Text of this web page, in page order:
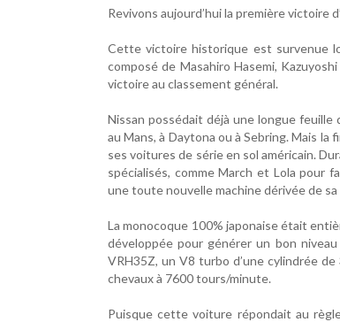
Revivons aujourd’hui la première victoire
Cette victoire historique est survenue
composé de Masahiro Hasemi,
victoire au classement général.
Nissan possédait déjà une longue
au Mans, à Daytona ou à Sebring. Mais
ses voitures de série en sol américain.
spécialisés, comme March et Lola pour
une toute nouvelle machine dérivée de
La monocoque 100% japonaise était
développée pour générer un bon niveau
VRH35Z, un V8 turbo d’une cylindrée
chevaux à 7600 tours/minute.
Puisque cette voiture répondait au